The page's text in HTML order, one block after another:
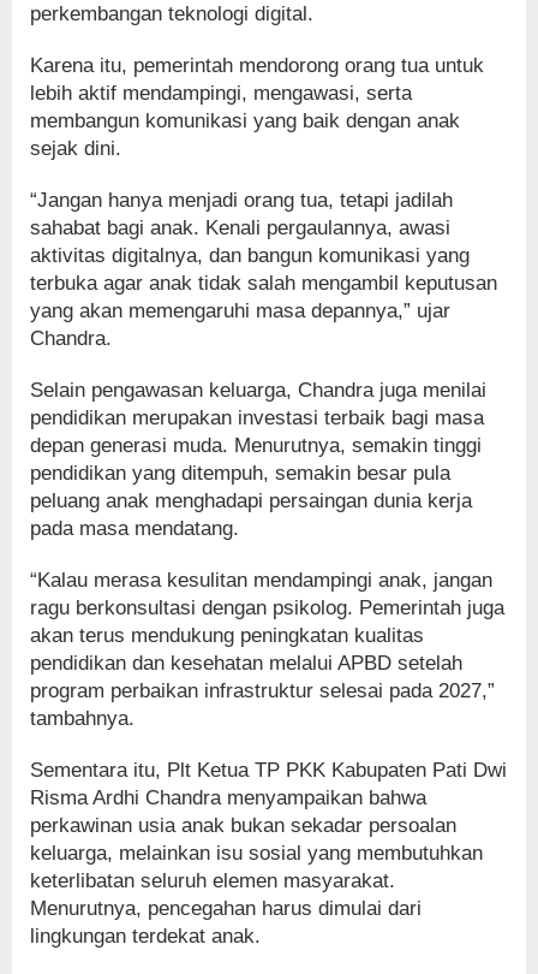
perkembangan teknologi digital.
Karena itu, pemerintah mendorong orang tua untuk
lebih aktif mendampingi, mengawasi, serta
membangun komunikasi yang baik dengan anak
sejak dini.
“Jangan hanya menjadi orang tua, tetapi jadilah
sahabat bagi anak. Kenali pergaulannya, awasi
aktivitas digitalnya, dan bangun komunikasi yang
terbuka agar anak tidak salah mengambil keputusan
yang akan memengaruhi masa depannya,” ujar
Chandra.
Selain pengawasan keluarga, Chandra juga menilai
pendidikan merupakan investasi terbaik bagi masa
depan generasi muda. Menurutnya, semakin tinggi
pendidikan yang ditempuh, semakin besar pula
peluang anak menghadapi persaingan dunia kerja
pada masa mendatang.
“Kalau merasa kesulitan mendampingi anak, jangan
ragu berkonsultasi dengan psikolog. Pemerintah juga
akan terus mendukung peningkatan kualitas
pendidikan dan kesehatan melalui APBD setelah
program perbaikan infrastruktur selesai pada 2027,”
tambahnya.
Sementara itu, Plt Ketua TP PKK Kabupaten Pati Dwi
Risma Ardhi Chandra menyampaikan bahwa
perkawinan usia anak bukan sekadar persoalan
keluarga, melainkan isu sosial yang membutuhkan
keterlibatan seluruh elemen masyarakat.
Menurutnya, pencegahan harus dimulai dari
lingkungan terdekat anak.